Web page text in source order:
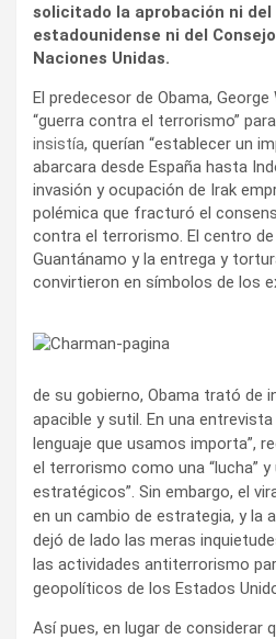
solicitado la aprobación ni del
estadounidense ni del
Naciones Unidas.
El predecesor de Obama,
“guerra contra el terrorismo”
insistía, querían “establecer un
abarcara desde España hasta
invasión y ocupación de Irak
polémica que fracturó el
contra el terrorismo. El centro
Guantánamo y la entrega y
convirtieron en símbolos de los
de su gobierno, Obama trató de
apacible y sutil. En una
lenguaje que usamos importa”,
el terrorismo como una “lucha” y
estratégicos”. Sin embargo, el
en un cambio de estrategia, y la
dejó de lado las meras
las actividades antiterrorismo
geopolíticos de los Estados
Así pues, en lugar de considerar